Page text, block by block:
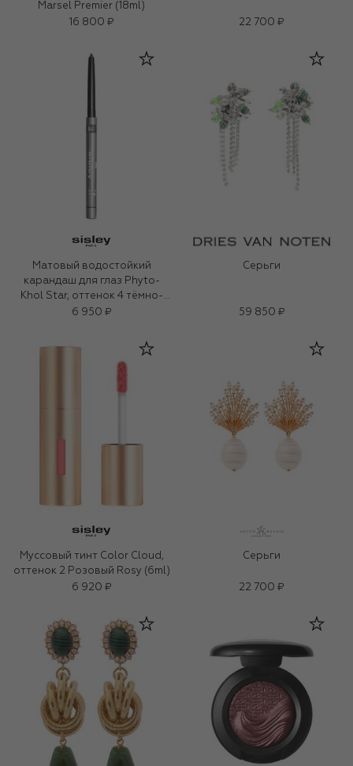
Marsel Premier (18ml)
16 800 ₽
22 700 ₽
Матовый водостойкий
карандаш для глаз Phyto-
Khol Star, оттенок 4 тёмно-
серый (0.3g)
6 950 ₽
Серьги
59 850 ₽
Муссовый тинт Color Cloud,
оттенок 2 Розовый Rosy (6ml)
6 920 ₽
Серьги
22 700 ₽